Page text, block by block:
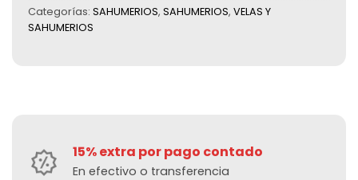
Categorías: SAHUMERIOS, SAHUMERIOS, VELAS Y
SAHUMERIOS
15% extra por pago contado
En efectivo o transferencia